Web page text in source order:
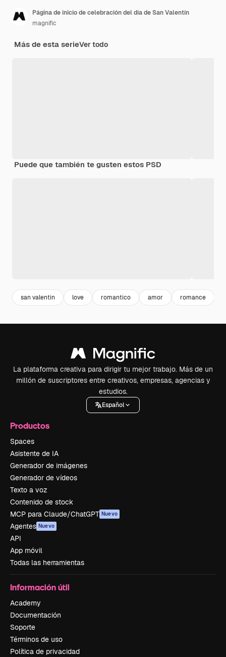
Página de inicio de celebración del día de San Valentín
magnific
Más de esta serieVer todo
Puede que también te gusten estos PSD
san valentin love romantico amor romance
La plataforma creativa para dirigir tu mejor trabajo. Más de un
millón de suscriptores entre creativos, empresas, agencias y
estudios.
Español
Productos
Spaces
Asistente de IA
Generador de imágenes
Generador de vídeos
Texto a voz
Contenido de stock
MCP para Claude/ChatGPT Nuevo
Agentes Nuevo
API
App móvil
Todas las herramientas
Información útil
Academy
Documentación
Soporte
Términos de uso
Política de privacidad